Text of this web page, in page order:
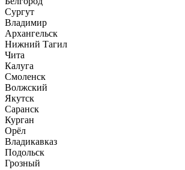
Сургут
Владимир
Архангельск
Нижний Тагил
Чита
Калуга
Смоленск
Волжский
Якутск
Саранск
Курган
Орёл
Владикавказ
Подольск
Грозный